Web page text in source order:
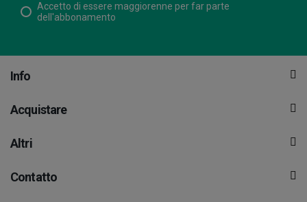
Accetto di essere maggiorenne per far parte
dell'abbonamento
Info
Acquistare
Altri
Contatto